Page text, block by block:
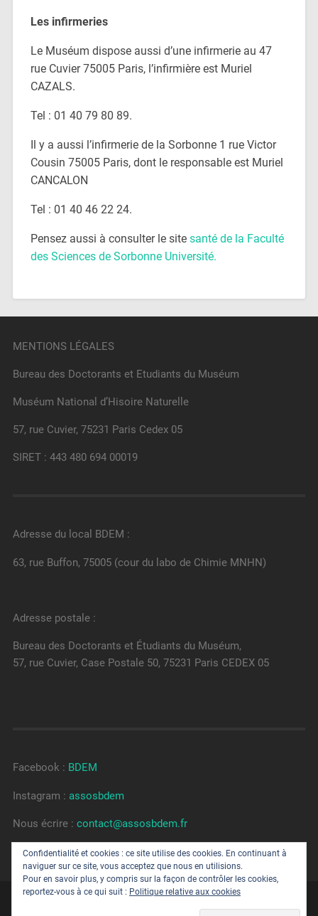
Les infirmeries
Le Muséum dispose aussi d’une infirmerie au 47
rue Cuvier 75005 Paris, l’infirmière est Muriel
CAZALS.
Tel : 01 40 79 80 89.
Il y a aussi l’infirmerie de la Sorbonne 1 rue Victor
Cousin 75005 Paris, dont le responsable est Muriel
CANCALON
Tel : 01 40 46 22 24.
Pensez aussi à consulter le site santé de la Faculté
des Sciences de Sorbonne Université.
MENTIONS LÉGALES
Bureau des Doctorants et Etudiants du Muséum
Muséum National d’Hisoire Naturelle
57, rue Cuvier, 75231 Paris Cedex 05
SIRET : 443 480 694 00019
Adresse du local BDEM :
63, rue Buffon, 75005 (cour du labo de Chimie MNHN)
Adresse postale :
Bureau des Doctorants et Étudiants du Muséum,
57, rue Cuvier, Case Postale 50, 75231 Paris CEDEX 05
Facebook : BDEM
Instagram : assosbdem
Nous écrire : contact@assosbdem.fr
S’inscrire à la newsletter.
BUREAU DES DOCTORANTS ET ETUDIANTS DU
Confidentialité et cookies : ce site utilise des cookies. En continuant à
naviguer sur ce site, vous acceptez que nous en utilisions.
Pour en savoir plus, y compris sur la façon de contrôler les cookies,
reportez-vous à ce qui suit : Politique relative aux cookies